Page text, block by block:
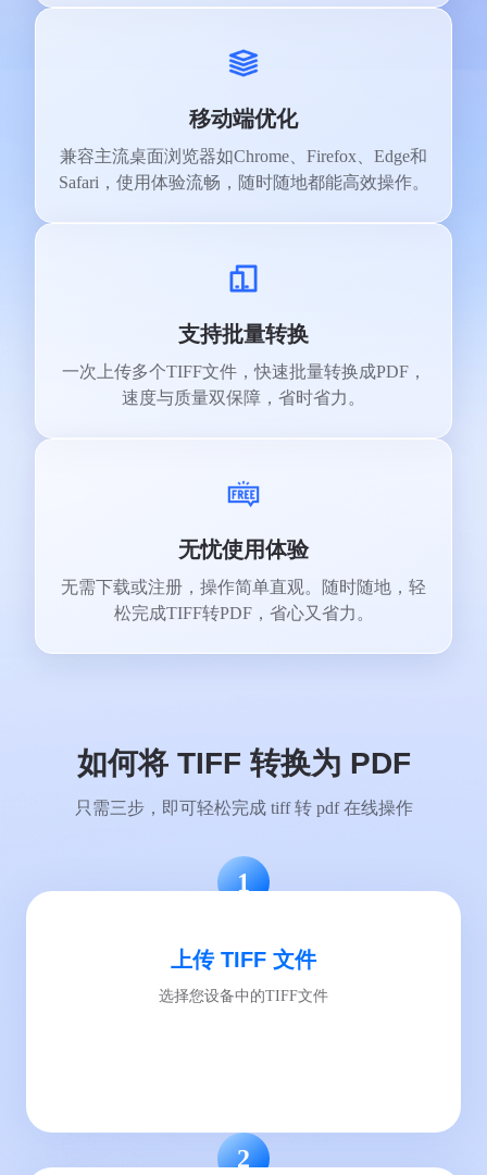
移动端优化
兼容主流桌面浏览器如Chrome、Firefox、Edge和
Safari，使用体验流畅，随时随地都能高效操作。
支持批量转换
一次上传多个TIFF文件，快速批量转换成PDF，
速度与质量双保障，省时省力。
无忧使用体验
无需下载或注册，操作简单直观。随时随地，轻
松完成TIFF转PDF，省心又省力。
如何将 TIFF 转换为 PDF
只需三步，即可轻松完成 tiff 转 pdf 在线操作
1
上传 TIFF 文件
选择您设备中的TIFF文件
2